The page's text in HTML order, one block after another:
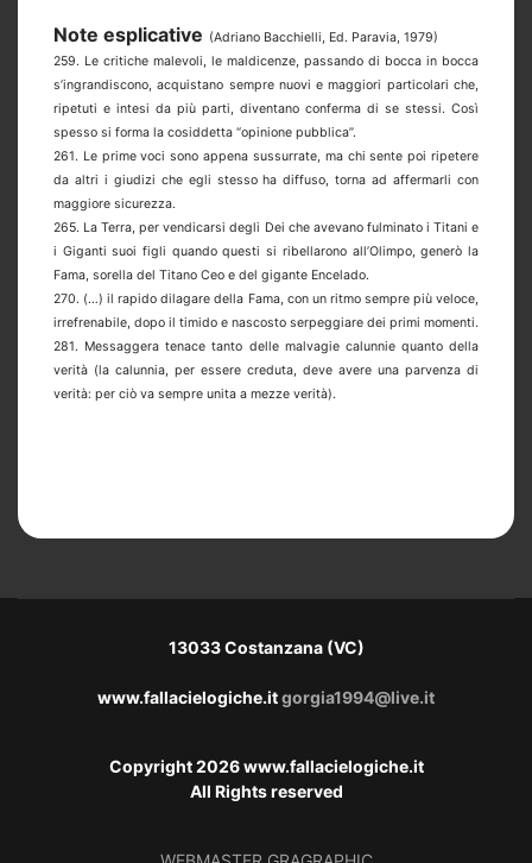
Note esplicative (Adriano Bacchielli, Ed. Paravia, 1979)
259. Le critiche malevoli, le maldicenze, passando di bocca in bocca
s’ingrandiscono, acquistano sempre nuovi e maggiori particolari che,
ripetuti e intesi da più parti, diventano conferma di se stessi. Così
spesso si forma la cosiddetta “opinione pubblica”.
261. Le prime voci sono appena sussurrate, ma chi sente poi ripetere
da altri i giudizi che egli stesso ha diffuso, torna ad affermarli con
maggiore sicurezza.
265. La Terra, per vendicarsi degli Dei che avevano fulminato i Titani e
i Giganti suoi figli quando questi si ribellarono all’Olimpo, generò la
Fama, sorella del Titano Ceo e del gigante Encelado.
270. (…) il rapido dilagare della Fama, con un ritmo sempre più veloce,
irrefrenabile, dopo il timido e nascosto serpeggiare dei primi momenti.
281. Messaggera tenace tanto delle malvagie calunnie quanto della
verità (la calunnia, per essere creduta, deve avere una parvenza di
verità: per ciò va sempre unita a mezze verità).
13033 Costanzana (VC)
www.fallacielogiche.itgorgia1994@live.it
Copyright 2026 www.fallacielogiche.it
All Rights reserved